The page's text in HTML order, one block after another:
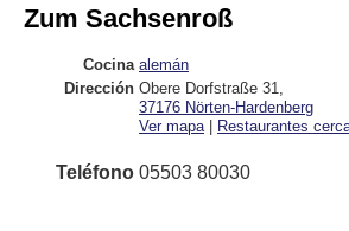
Zum Sachsenroß
Cocina alemán
Dirección Obere Dorfstraße 31
37176 Nörten-Hardenberg
Ver mapa | Restaurantes
Teléfono 05503 80030